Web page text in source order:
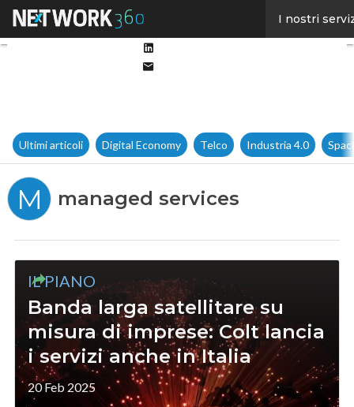
I nostri
Ultimi articoli Digital Economy Telco Industria 4.0
M managed services
IL PIANO
Banda larga satellitare su
misura di imprese: Colt lancia
i servizi anche in Italia
20 Feb 2025